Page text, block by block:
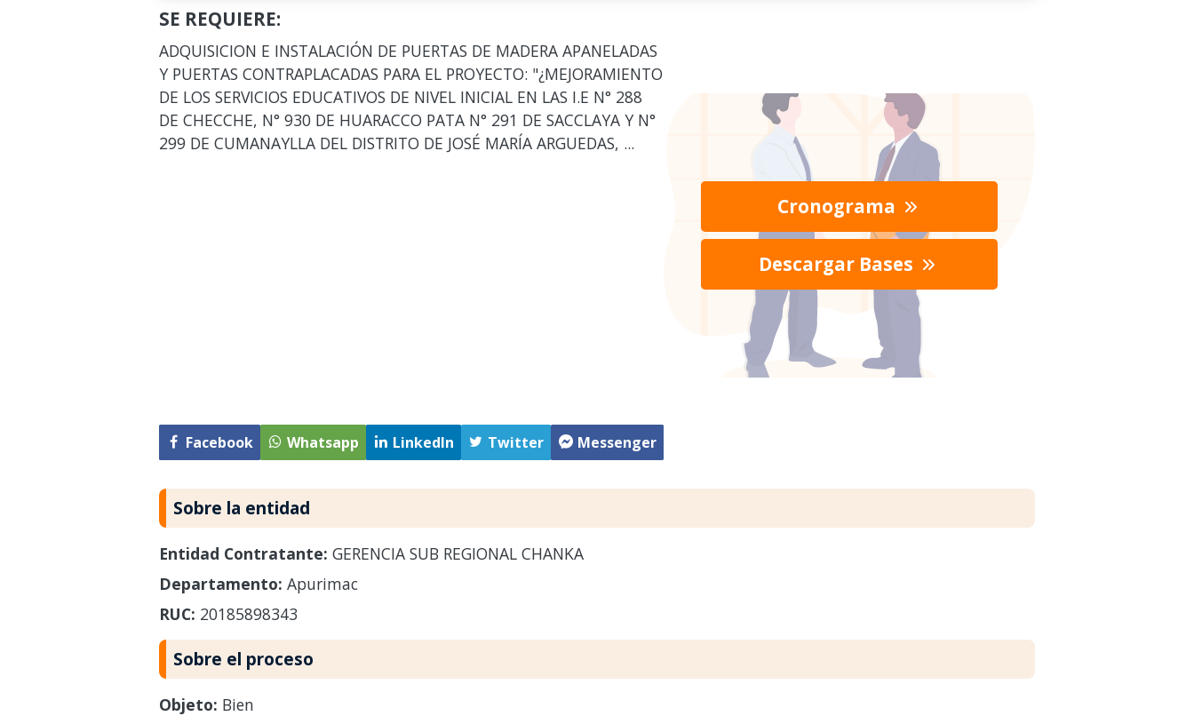
SE REQUIERE:
ADQUISICION E INSTALACIÓN DE PUERTAS DE MADERA APANELADAS
Y PUERTAS CONTRAPLACADAS PARA EL PROYECTO: "¿MEJORAMIENTO
DE LOS SERVICIOS EDUCATIVOS DE NIVEL INICIAL EN LAS I.E N° 288
DE CHECCHE, N° 930 DE HUARACCO PATA N° 291 DE SACCLAYA Y N°
299 DE CUMANAYLLA DEL DISTRITO DE JOSÉ MARÍA ARGUEDAS, ...
Facebook Whatsapp LinkedIn Twitter Messenger
Cronograma
Descargar Bases
Sobre la entidad
Entidad Contratante: GERENCIA SUB REGIONAL CHANKA
Departamento: Apurimac
RUC: 20185898343
Sobre el proceso
Objeto: Bien